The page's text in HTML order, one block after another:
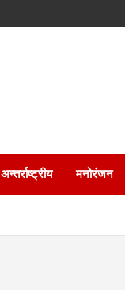
अन्तर्राष्ट्रीय मनोरंजन